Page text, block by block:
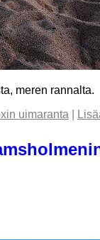
meren rannalta.
uimaranta